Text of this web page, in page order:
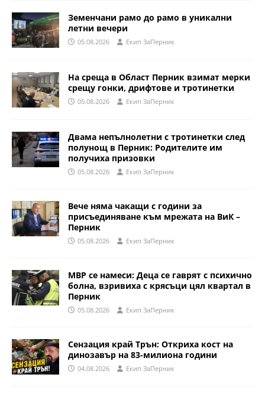
Земенчани рамо до рамо в уникални
летни вечери
05.08.2026 Eкип ЗаПерник
На среща в Област Перник взимат мерки
срещу гонки, дрифтове и тротинетки
05.08.2026 Eкип ЗаПерник
Двама непълнолетни с тротинетки след
полунощ в Перник: Родителите им
получиха призовки
05.08.2026 Eкип ЗаПерник
Вече няма чакащи с години за
присъединяване към мрежата на ВиК –
Перник
05.08.2026 Eкип ЗаПерник
МВР се намеси: Деца се гаврят с психично
болна, взривиха с крясъци цял квартал в
Перник
05.08.2026 Eкип ЗаПерник
Сензация край Трън: Откриха кост на
динозавър на 83-милиона години
04.08.2026 Eкип ЗаПерник